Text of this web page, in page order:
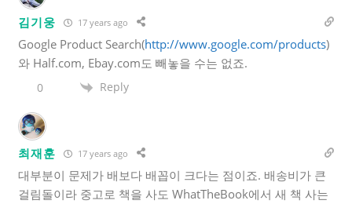
김기웅 17 years ago
Google Product Search(http://www.google.com/products)
와 Half.com, Ebay.com도 빼놓을 수는 없죠.
0 Reply
최재훈 17 years ago
대부분이 문제가 배보다 배꼽이 크다는 점이죠. 배송비가 큰
걸림돌이라 중고로 책을 사도 WhatTheBook에서 새 책 사는